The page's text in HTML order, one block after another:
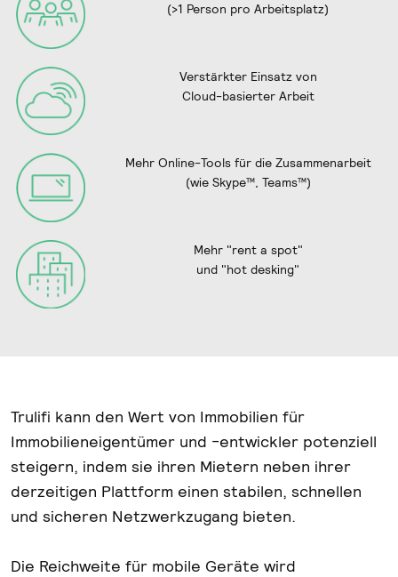
(>1 Person pro Arbeitsplatz)
Verstärkter Einsatz von
Cloud-basierter Arbeit
Mehr Online-Tools für die Zusammenarbeit
(wie Skype™, Teams™)
Mehr "rent a spot"
und "hot desking"
Trulifi kann den Wert von Immobilien für
Immobilieneigentümer und -entwickler potenziell
steigern, indem sie ihren Mietern neben ihrer
derzeitigen Plattform einen stabilen, schnellen
und sicheren Netzwerkzugang bieten.
Die Reichweite für mobile Geräte wird